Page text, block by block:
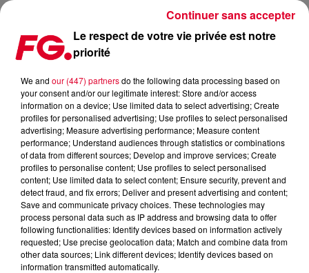
VINTAGE CULTURE SERA CE SOIR L'INVITÉ D'ANTOINE
Publié : 28 novembre 2023 à 11h23 par Christophe
HUBERT
Le respect de votre vie privée est notre
priorité
We and our (447) partnersdo the following data processing based on
your consent and/or our legitimate interest: Store and/or access
information on a device; Use limited data to select advertising; Create
profiles for personalised advertising; Use profiles to select personalised
advertising; Measure advertising performance; Measure content
performance; Understand audiences through statistics or combinations
of data from different sources; Develop and improve services; Create
profiles to personalise content; Use profiles to select personalised
content; Use limited data to select content; Ensure security, prevent and
detect fraud, and fix errors; Deliver and present advertising and content;
Save and communicate privacy choices. These technologies may
process personal data such as IP address and browsing data to offer
following functionalities: Identify devices based on information actively
requested; Use precise geolocation data; Match and combine data from
other data sources; Link different devices; Identify devices based on
information transmitted automatically.
Continuer sans accepter